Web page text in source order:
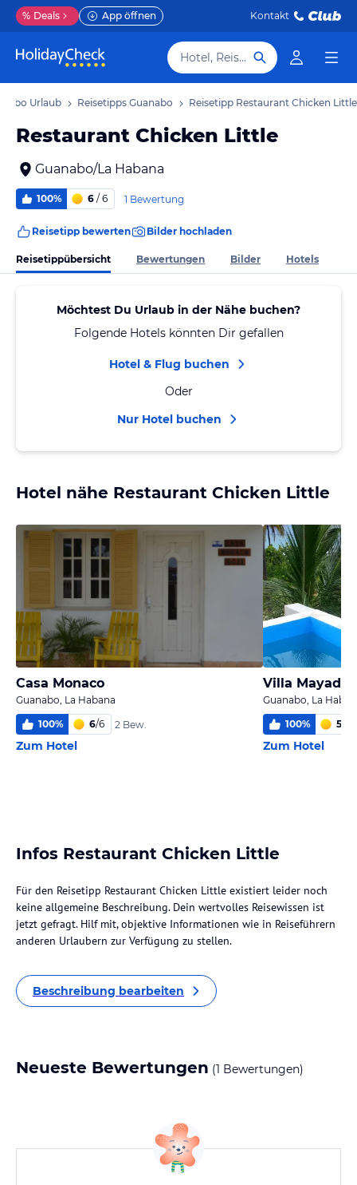
% Deals App öffnen Kontakt
Hotel, Reiseziel
Urlaub Reisetipps Guanabo Reisetipp Restaurant Chicken Little
Restaurant Chicken Little
Guanabo/La Habana
100% 6 / 6 1 Bewertung
Reisetipp bewerten Bilder hochladen
Reisetippübersicht Bewertungen Bilder Hotels
Möchtest Du Urlaub in der Nähe buchen?
Folgende Hotels könnten Dir gefallen
Hotel & Flug buchen
Oder
Nur Hotel buchen
Hotel nähe Restaurant Chicken Little
Casa Monaco
Guanabo, La Habana
100% 6/6 2 Bew.
Zum Hotel
Villa Mayada
Guanabo, La
100% 5,4
Zum Hotel
Infos Restaurant Chicken Little
Für den Reisetipp Restaurant Chicken Little existiert leider noch
keine allgemeine Beschreibung. Dein wertvolles Reisewissen ist
jetzt gefragt. Hilf mit, objektive Informationen wie in Reiseführern
anderen Urlaubern zur Verfügung zu stellen.
Beschreibung bearbeiten
Neueste Bewertungen (1 Bewertungen)